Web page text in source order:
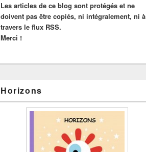
Les articles de ce blog sont protégés et ne
doivent pas être copiés, ni intégralement, ni à
travers le flux RSS.
Merci !
Horizons